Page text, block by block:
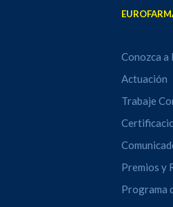
Conozca a
Actuación
Trabaje
Premios y
Programa